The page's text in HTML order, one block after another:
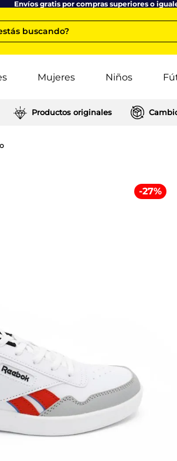
Envíos gratis por compras superiores o
buscando?
Mujeres Niños
Productos originales
-27%